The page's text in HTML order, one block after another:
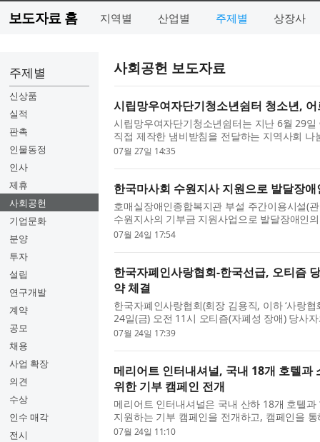
보도자료 홈 지역별 산업별 주제별 상장사
주제별
신상품
실적
판촉
인물동정
인사
제휴
사회공헌
기업문화
분양
투자
설립
연구개발
계약
공모
채용
사업 확장
의견
수상
인수 매각
전시
사회공헌 보도자료
시립망우여자단기청소년쉼터 청소년,
시립망우여자단기청소년쉼터는 지난 6월 29
직접 제작한 냄비받침을 전달하는 지역사회
활동은 쉼터 공예창작 프로그램과 연계한 사회
07월 27일 14:35
한국마사회 수원지사 지원으로 발달장애
호매실장애인종합복지관 부설 주간이용시설(
수원지사의 기부금 지원사업으로 발달장애인
를 위한 ‘첫걸음 여행’ 프로그램을 성공적으로
07월 24일 17:54
한국자폐인사랑협회-한국선급, 오티즘
약 체결
한국자폐인사랑협회(회장 김용직, 이하 ‘사랑
24일(금) 오전 11시 오티즘(자폐성 장애) 당사
대를 위한 업무협약(MOU)을 체결했다고 밝혔
07월 24일 17:39
메리어트 인터내셔널, 국내 18개 호텔과
위한 기부 캠페인 전개
메리어트 인터내셔널은 국내 산하 18개 호텔
지원하는 기부 캠페인을 전개하고, 캠페인을
암협회에 전달했다고 밝혔다. 지난 6월 5일부
07월 24일 11:10